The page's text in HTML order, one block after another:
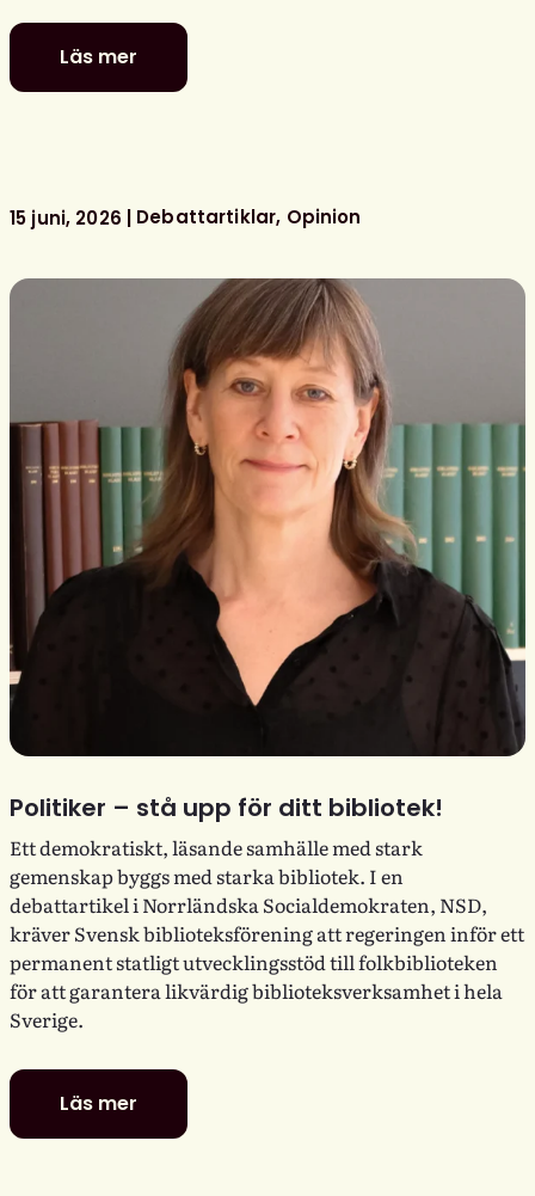
Läs mer
Fler
utbildade
bemannade
15 juni, 2026 Debattartiklar Opinion
Politiker – stå upp för ditt bibliotek!
Ett demokratiskt, läsande samhälle med stark
gemenskap byggs med starka bibliotek. I en
debattartikel i Norrländska Socialdemokraten, NSD,
kräver Svensk biblioteksförening att regeringen inför ett
permanent statligt utvecklingsstöd till folkbiblioteken
för att garantera likvärdig biblioteksverksamhet i hela
Sverige.
Läs mer
Politiker
–